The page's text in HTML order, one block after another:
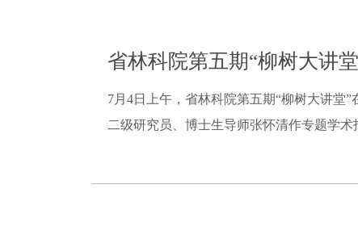
省林科院第五期“柳树大讲
7月4日上午，省林科院第五期“柳树大讲堂
二级研究员、博士生导师张怀清作专题学